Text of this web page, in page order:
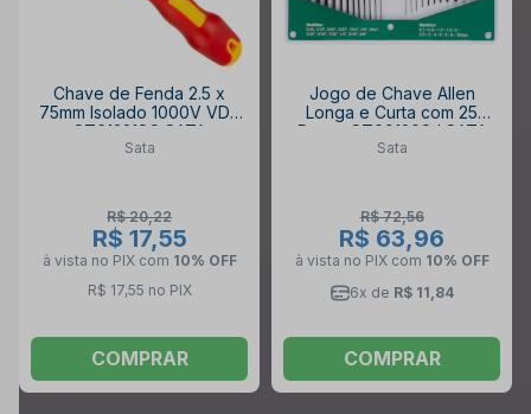
Chave de Fenda 2.5 x
75mm Isolado 1000V VDE
ST61321SC SATA
Sata
R$ 20,22
R$ 17,55
à vista no PIX com 10% OFF
R$ 17,55 no PIX
COMPRAR
Jogo de Chave Allen
Longa e Curta com 25
Peças ST09120SJ SATA
Sata
R$ 72,56
R$ 63,96
à vista no PIX com 10% OFF
6x de R$ 11,84
COMPRAR